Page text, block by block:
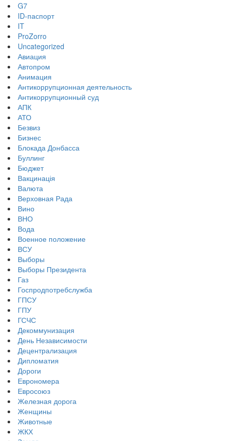
G7
ID-паспорт
IT
ProZorro
Uncategorized
Авиация
Автопром
Анимация
Антикоррупционная деятельность
Антикоррупционный суд
АПК
АТО
Безвиз
Бизнес
Блокада Донбасса
Буллинг
Бюджет
Вакцинація
Валюта
Верховная Рада
Вино
ВНО
Вода
Военное положение
ВСУ
Выборы
Выборы Президента
Газ
Госпродпотребслужба
ГПСУ
ГПУ
ГСЧС
Декоммунизация
День Независимости
Децентрализация
Дипломатия
Дороги
Еврономера
Евросоюз
Железная дорога
Женщины
Животные
ЖКХ